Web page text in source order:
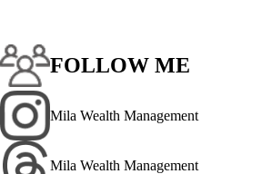
FOLLOW ME
Mila Wealth Management
Mila Wealth Management